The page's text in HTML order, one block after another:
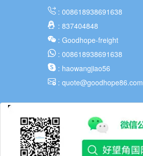
: 008618938691638
: 837404848
: Goodhope-freight
: 008618938691638
: haowangjiao56
: quote@goodhope86.com